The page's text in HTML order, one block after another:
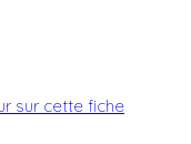
sur cette fiche